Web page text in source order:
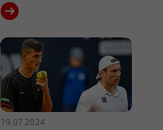
19.07.2024